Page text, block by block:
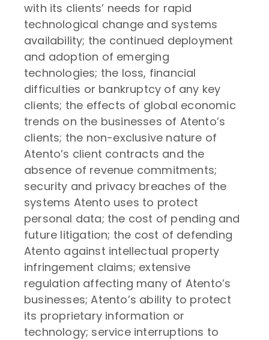
with its clients’ needs for rapid
technological change and systems
availability; the continued deployment
and adoption of emerging
technologies; the loss, financial
difficulties or bankruptcy of any key
clients; the effects of global economic
trends on the businesses of Atento’s
clients; the non-exclusive nature of
Atento’s client contracts and the
absence of revenue commitments;
security and privacy breaches of the
systems Atento uses to protect
personal data; the cost of pending and
future litigation; the cost of defending
Atento against intellectual property
infringement claims; extensive
regulation affecting many of Atento’s
businesses; Atento’s ability to protect
its proprietary information or
technology; service interruptions to